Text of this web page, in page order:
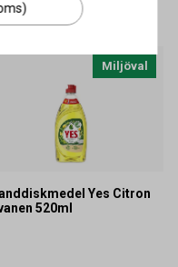
Miljöval
Yes Citron
520ml